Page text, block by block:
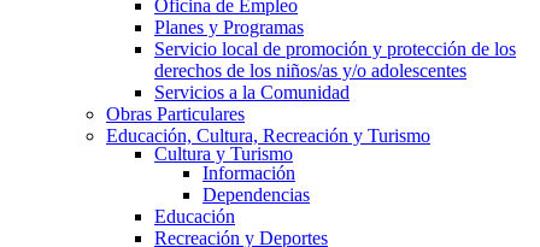
Oficina de Empleo
Planes y Programas
Servicio local de promoción y protección de los
derechos de los niños/as y/o adolescentes
Servicios a la Comunidad
Obras Particulares
Educación, Cultura, Recreación y Turismo
Cultura y Turismo
Información
Dependencias
Educación
Recreación y Deportes